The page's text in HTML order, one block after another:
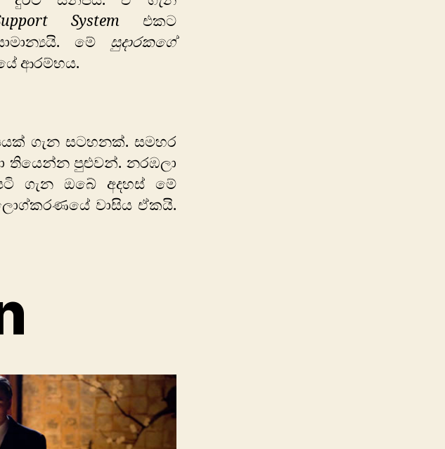
System එකට
මේ සුදාරකගේ
ආරම්භය.
ගැන සටහනක්. සමහර
තියෙන්න පුළුවන්. නරඹලා
ගැන ඔබේ අදහස් මේ
වාසිය ඒකයි.